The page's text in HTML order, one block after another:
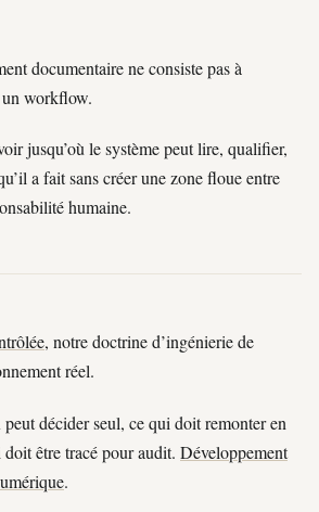
documentaire ne consiste pas à
workflow.
jusqu’où le système peut lire, qualifier,
a fait sans créer une zone floue entre
humaine.
, notre doctrine d’ingénierie de
réel.
décider seul, ce qui doit remonter en
être tracé pour audit. Développement
.